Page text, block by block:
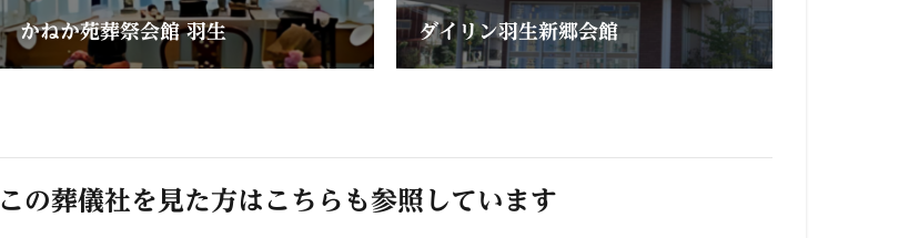
かねか苑葬祭会館 羽生 ダイリン羽生新郷会館
この葬儀社を見た方はこちらも参照しています